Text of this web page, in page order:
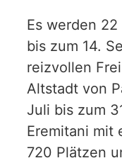
Es werden
bis zum 14.
reizvollen
Altstadt von
Juli bis zum
Eremitani mit
720 Plätzen